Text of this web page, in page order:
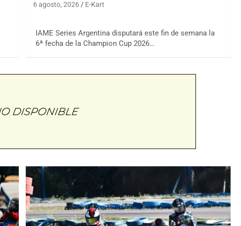
6 agosto, 2026 E-Kart
IAME Series Argentina disputará este fin de semana la
6ª fecha de la Champion Cup 2026…